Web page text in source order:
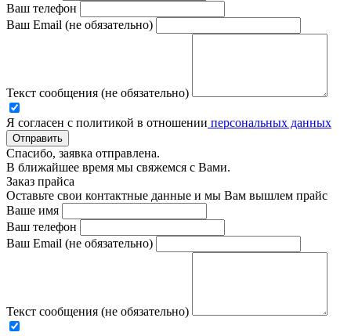
Ваш телефон
Ваш Email (не обязательно)
Текст сообщения (не обязательно)
Я согласен с политикой в отношении персональных данных
Отправить
Спасибо, заявка отправлена.
В ближайшее время мы свяжемся с Вами.
Заказ прайса
Оставьте свои контактные данные и мы Вам вышлем прайс
Ваше имя
Ваш телефон
Ваш Email (не обязательно)
Текст сообщения (не обязательно)